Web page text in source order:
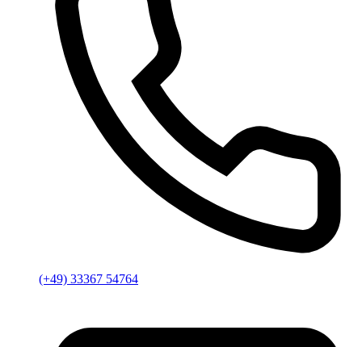
(+49) 33367 54764